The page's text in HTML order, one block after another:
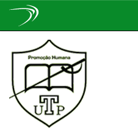
navigation